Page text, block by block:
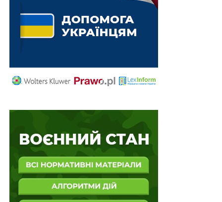
Злочинець отримує дані жертви – часто це дані
для входу в онлайн-банкінг, тобто ім’я,
цьому відношенні найчастіше порушується
закон (у цій статті ми не розглядаємо крайні
Злочинець отримує інформацію про те,
послугами якого з операторів зв’язку
користується жертва.
Злочинець отримує дані або припускає, що
клієнт може використовувати
телекомунікаційні послуги для авторизації